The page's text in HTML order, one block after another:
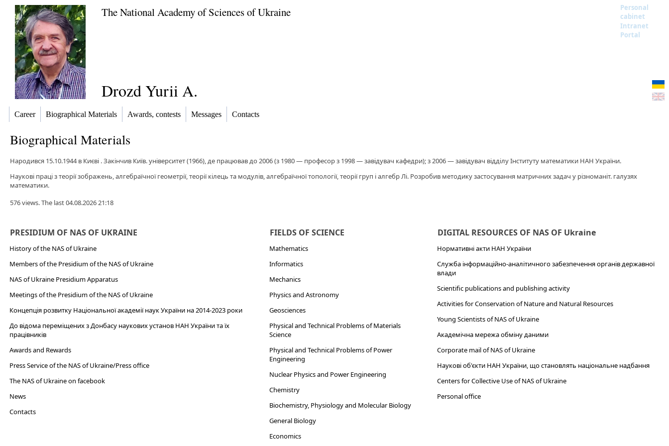
The National Academy of Sciences of Ukraine
Personal
cabinet
Intranet
Portal
Drozd Yurii A.
Career Biographical Materials Awards, contests Messages Contacts
Biographical Materials
Народився 15.10.1944 в Києві . Закінчив Київ. університет (1966), де працював до 2006 (з 1980 — професор з 1998 — завідувач кафедри); з 2006 — завідувач відділу Інституту математики НАН України.
Наукові праці з теорії зображень, алгебраїчної геометрії, теорії кілець та модулів, алгебраїчної топології, теорії груп і алгебр Лі. Розробив методику застосування матричних задач у різноманіт. галузях
математики.
576 views. The last 04.08.2026 21:18
PRESIDIUM OF NAS OF UKRAINE
History of the NAS of Ukraine
Members of the Presidium of the NAS of Ukraine
NAS of Ukraine Presidium Apparatus​
Meetings of the Presidium of the NAS of Ukraine
Концепція розвитку Національної академії наук України на 2014-2023 роки
До відома переміщених з Донбасу наукових установ НАН України та їх
працівників
Awards and Rewards
Press Service of the NAS of Ukraine/Press office
The NAS of Ukraine on facebook
News
Сontacts
FIELDS OF SCIENCE
Mathematics
Informatics
Mechanics
Physics and Astronomy
Geosciences
Physical and Technical Problems of Materials
Science
Physical and Technical Problems of Power
Engineering
Nuclear Physics and Power Engineering
Chemistry
Biochemistry, Physiology and Molecular Biology
General Biology
Economics
DIGITAL RESOURCES OF NAS OF Ukraine
Нормативні акти НАН України
Служба інформаційно-аналітичного забезпечення органів державної
влади
Scientific publications and publishing activity
Activities for Conservation of Nature and Natural Resources
Young Scientists of NAS of Ukraine
Академічна мережа обміну даними
Corporate mail of NAS of Ukraine
Наукові об'єкти НАН України, що становлять національне надбання
Centers for Collective Use of NAS of Ukraine
Personal office